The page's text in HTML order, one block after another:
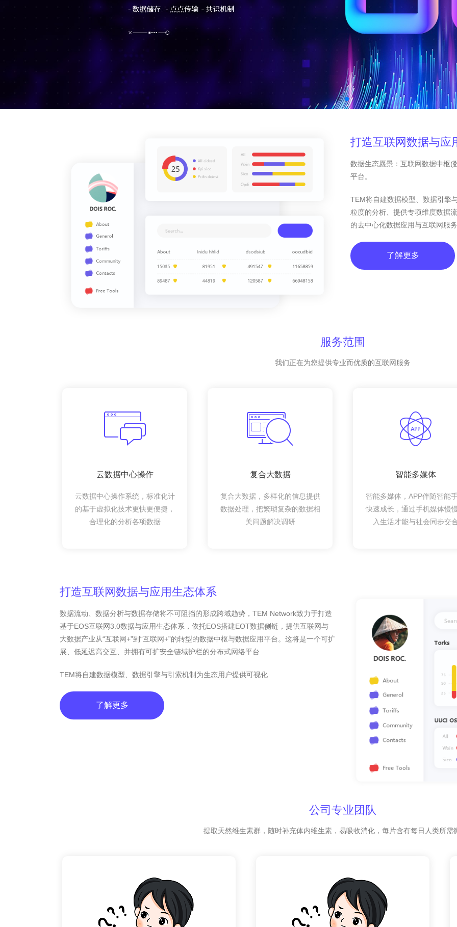
打造互联网数据与应
数据生态愿景：互联网数据中枢(
平台。
TEM将自建数据模型、数据引擎
粒度的分析、提供专项维度数据
的去中心化数据应用与互联网服
了解更多
服务范围
我们正在为您提供专业而优质的互联网服务
云数据中心操作
云数据中心操作系统，标准化计
的基于虚拟化技术更快更便捷，
合理化的分析各项数据
复合大数据
复合大数据，多样化的信息提供
数据处理，把繁琐复杂的数据相
关问题解决调研
智能多媒体
智能多媒体，APP伴随智能
快速成长，通过手机媒体慢
入生活才能与社会同步交
打造互联网数据与应用生态体系
数据流动、数据分析与数据存储将不可阻挡的形成跨域趋势，TEM Network致力于打造
基于EOS互联网3.0数据与应用生态体系，依托EOS搭建EOT数据侧链，提供互联网与
大数据产业从“互联网+”到“互联网+”的转型的数据中枢与数据应用平台。这将是一个可扩
展、低延迟高交互、并拥有可扩安全链域护栏的分布式网络平台
TEM将自建数据模型、数据引擎与引索机制为生态用户提供可视化
了解更多
公司专业团队
提取天然维生素群，随时补充体内维生素，易吸收消化，每片含有每日人类所需